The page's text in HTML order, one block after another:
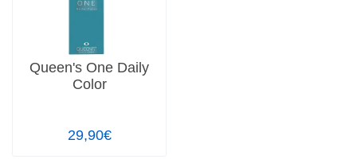
Queen's One Daily
Color
29,90€